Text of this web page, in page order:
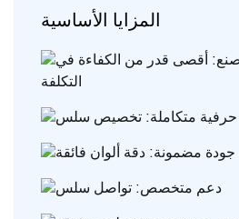
المزايا الأساسية
أقصى قدر من الكفاءة في
التكلفة
حرفية متكاملة: تخصيص سلس
جودة مضمونة: دقة ألوان فائقة
دعم متخصص: تواصل سلس